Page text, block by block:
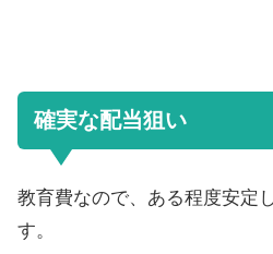
確実な配当狙い
教育費なので、ある程度安定
す。